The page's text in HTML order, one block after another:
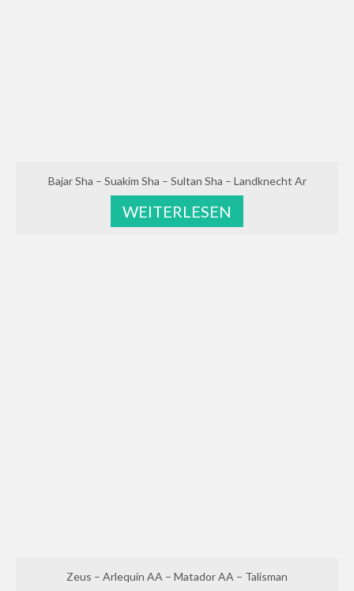
Bajar Sha – Suakim Sha – Sultan Sha – Landknecht Ar
WEITERLESEN
Zeus – Arlequin AA – Matador AA – Talisman